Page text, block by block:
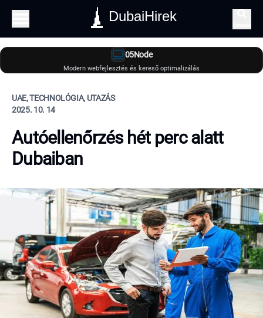
DubaiHirek
05Node
Modern webfejlesztés és kereső optimalizálás
UAE, TECHNOLÓGIA, UTAZÁS
2025. 10. 14
Autóellenőrzés hét perc alatt
Dubaiban